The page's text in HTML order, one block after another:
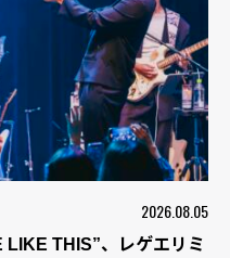
2026.08.05
LIKE THIS”、レゲエリミ